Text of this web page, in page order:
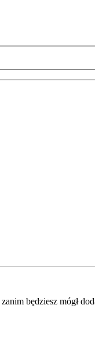
zanim będziesz mógł